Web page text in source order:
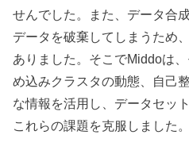
せんでした。また、データ合
データを破棄してしまうため
ありました。そこでMiddoは
め込みクラスタの動態、自己
な情報を活用し、データセッ
これらの課題を克服しました。